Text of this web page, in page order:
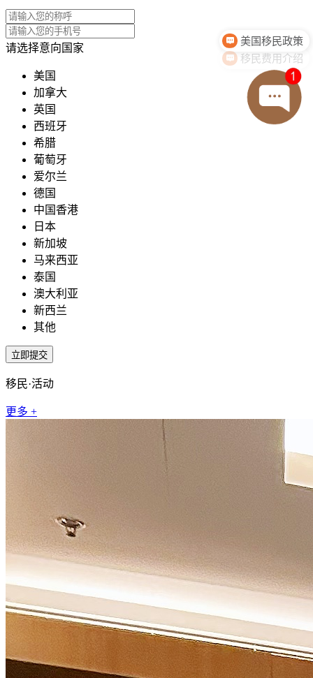
请选择意向国家
美国
加拿大
英国
西班牙
希腊
葡萄牙
爱尔兰
德国
中国香港
日本
新加坡
马来西亚
泰国
澳大利亚
新西兰
其他
移民·活动
更多 +
移民费用介绍